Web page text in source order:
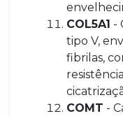
COL5A1 -
tipo V,
fibrilas,
COMT -